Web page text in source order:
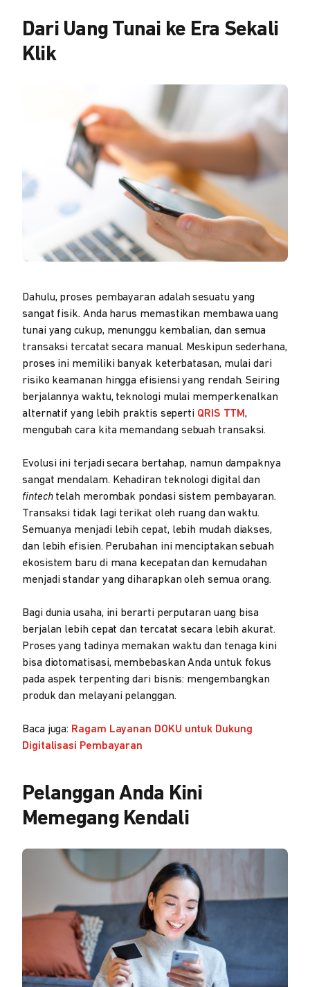
Dari Uang Tunai ke Era Sekali
Klik
Dahulu, proses pembayaran adalah sesuatu yang
sangat fisik. Anda harus memastikan membawa uang
tunai yang cukup, menunggu kembalian, dan semua
transaksi tercatat secara manual. Meskipun sederhana,
proses ini memiliki banyak keterbatasan, mulai dari
risiko keamanan hingga efisiensi yang rendah. Seiring
berjalannya waktu, teknologi mulai memperkenalkan
alternatif yang lebih praktis seperti QRIS TTM,
mengubah cara kita memandang sebuah transaksi.
Evolusi ini terjadi secara bertahap, namun dampaknya
sangat mendalam. Kehadiran teknologi digital dan
fintechtelah merombak pondasi sistem pembayaran.
Transaksi tidak lagi terikat oleh ruang dan waktu.
Semuanya menjadi lebih cepat, lebih mudah diakses,
dan lebih efisien. Perubahan ini menciptakan sebuah
ekosistem baru di mana kecepatan dan kemudahan
menjadi standar yang diharapkan oleh semua orang.
Bagi dunia usaha, ini berarti perputaran uang bisa
berjalan lebih cepat dan tercatat secara lebih akurat.
Proses yang tadinya memakan waktu dan tenaga kini
bisa diotomatisasi, membebaskan Anda untuk fokus
pada aspek terpenting dari bisnis: mengembangkan
produk dan melayani pelanggan.
Baca juga: Ragam Layanan DOKU untuk Dukung
Digitalisasi Pembayaran
Pelanggan Anda Kini
Memegang Kendali